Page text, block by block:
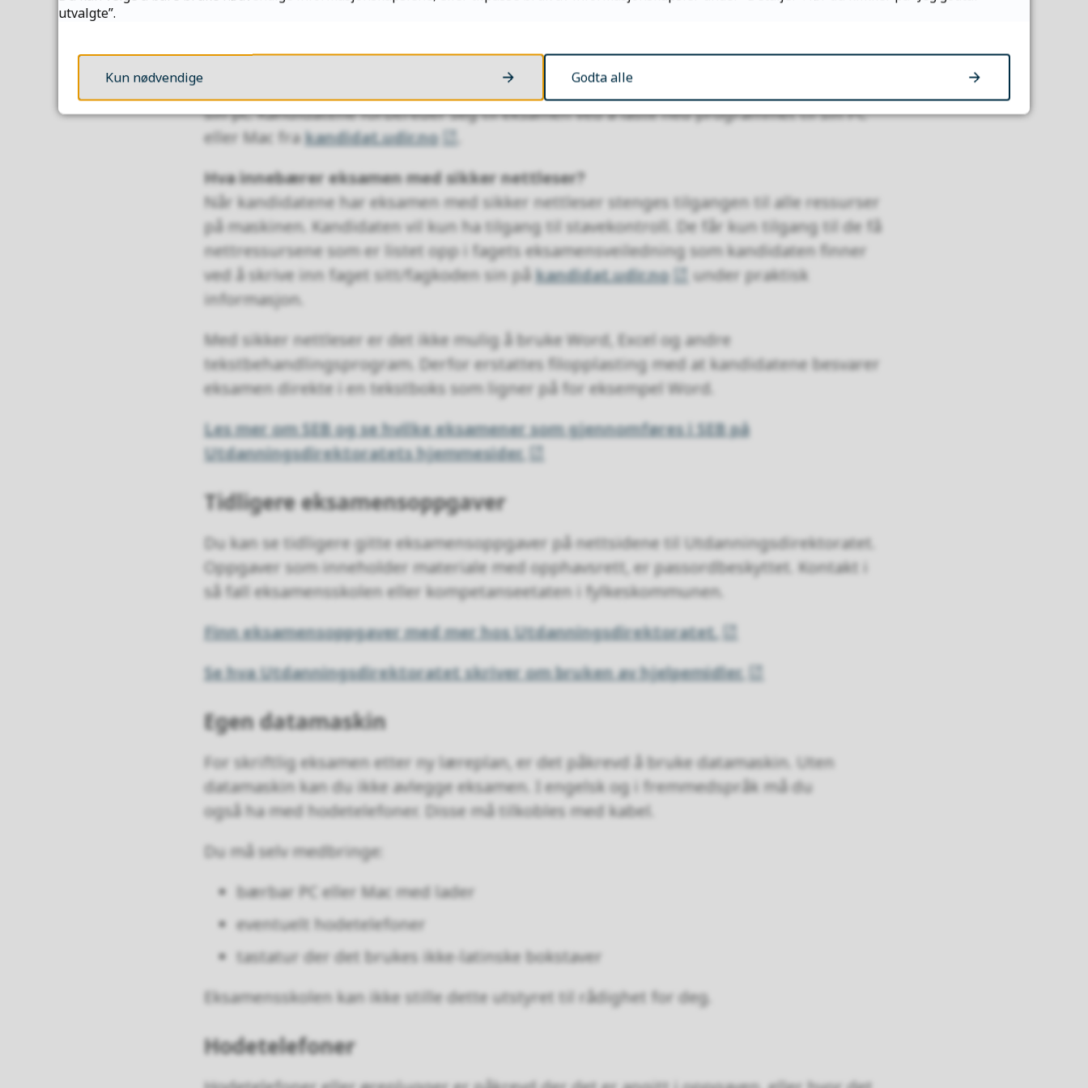
utviklingen av kunstig intelligens og stadig mer avanserte hjelpemidler. Safe Exam
Browser (SEB) stenger ned pc'en og kandidaten har ikke tilgang til noe som er lagret på
sin pc. Kandidatene forbereder seg til eksamen ved å laste ned programmet til sin PC
eller Mac frakandidat.udir.no
Hva innebærer eksamen med sikker nettleser?
Når kandidatene har eksamen med sikker nettleser stenges tilgangen til alle ressurser
på maskinen. Kandidaten vil kun ha tilgang til stavekontroll. De får kun tilgang til de få
nettressursene som er listet opp i fagets eksamensveiledning som kandidaten finner
ved å skrive inn faget sitt/fagkoden sin påkandidat.udir.no
under praktisk
informasjon.
Med sikker nettleser er det ikke mulig å bruke Word, Excel og andre
tekstbehandlingsprogram. Derfor erstattes filopplasting med at kandidatene besvarer
eksamen direkte i en tekstboks som ligner på for eksempel Word.
Les mer om SEB og se hvilke eksamener som gjennomføres i SEB på
Utdanningsdirektoratets hjemmesider.
Tidligere eksamensoppgaver
Du kan se tidligere gitte eksamensoppgaver på nettsidene til Utdanningsdirektoratet.
Oppgaver som inneholder materiale med opphavsrett, er passordbeskyttet. Kontakt i
så fall eksamensskolen eller kompetanseetaten i fylkeskommunen.
Finn eksamensoppgaver med mer hos Utdanningsdirektoratet.
Se hva Utdanningsdirektoratet skriver om bruken av hjelpemidler.
Egen datamaskin
For skriftlig eksamen etter ny læreplan, er det påkrevd å bruke datamaskin. Uten
datamaskin kan du ikke avlegge eksamen. I engelsk og i fremmedspråk må du
også ha med hodetelefoner. Disse må tilkobles med kabel.
Du må selv medbringe:
bærbar PC eller Mac med lader
eventuelt hodetelefoner
tastatur der det brukes ikke-latinske bokstaver
Eksamensskolen kan ikke stille dette utstyret til rådighet for deg.
Hodetelefoner
utvalgte”.
Kun nødvendige Godta alle